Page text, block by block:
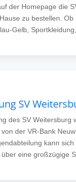
der Homepage die
zu bestellen. Ob
Gelb,
SV
des SV Weitersburg
der VR-Bank
kann sich
eine großzügige